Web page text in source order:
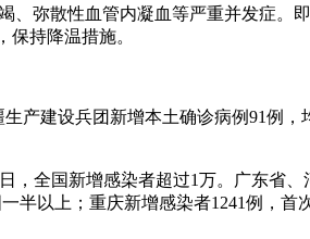
、弥散性血管内凝血等严重并发症
持降温措施。
产建设兵团新增本土确诊病例91例
，全国新增感染者超过1万。广东省
半以上；重庆新增感染者1241例，首